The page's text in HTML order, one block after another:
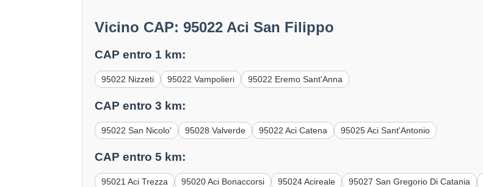
Vicino CAP: 95022 Aci San Filippo
CAP entro 1 km:
95022 Nizzeti 95022 Vampolieri 95022 Eremo Sant'Anna
CAP entro 3 km:
95022 San Nicolo' 95028 Valverde 95022 Aci Catena 95025 Aci Sant'Antonio
CAP entro 5 km:
95021 Aci Trezza 95020 Aci Bonaccorsi 95024 Acireale 95027 San Gregorio Di Catania